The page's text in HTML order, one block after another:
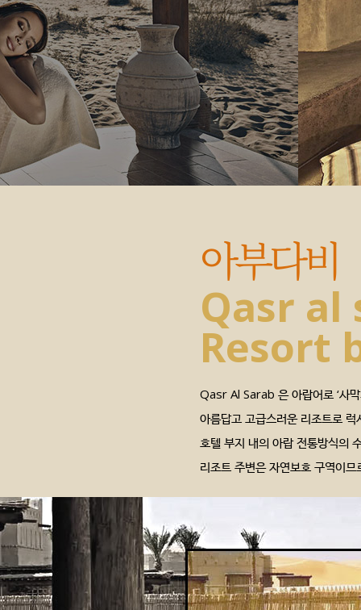
아부다비
Qasr al
Resort
Qasr Al Sarab 은 아랍어로 ‘사막
아름답고 고급스러운 리조트로
호텔 부지 내의 아랍 전통방식의
리조트 주변은 자연보호 구역이